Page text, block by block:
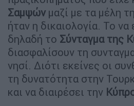
Σαμψών μαζί με τα μέλη
ήταν η δικαιολογία. Το
δηλαδή το Σύνταγμα της
διασφαλίσουν τη
νησί. Διότι εκείνες οι
τη δυνατότητα στην
και να διαιρέσει την